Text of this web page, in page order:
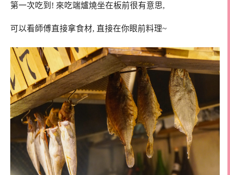
第一次吃到! 來吃端爐燒坐在板前很有意思,
可以看師傅直接拿食材, 直接在你眼前料理~